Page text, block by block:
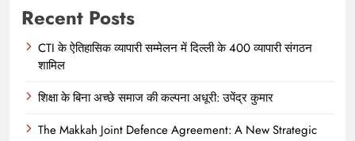
Recent Posts
CTI के ऐतिहासिक व्यापारी सम्मेलन में दिल्ली के 400 व्यापारी संगठन
शामिल
शिक्षा के बिना अच्छे समाज की कल्पना अधूरी: उपेंद्र कुमार
The Makkah Joint Defence Agreement: A New Strategic